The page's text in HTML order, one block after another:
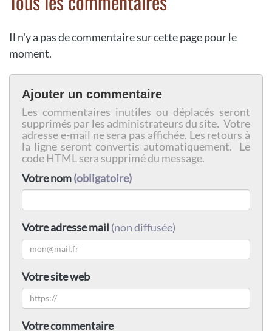
Il n'y a pas de commentaire sur cette page pour le
moment.
Ajouter un commentaire
Les commentaires inutiles ou déplacés seront
supprimés par les administrateurs du site. Votre
adresse e-mail ne sera pas affichée. Les retours à
la ligne seront convertis automatiquement. Le
code HTML sera supprimé du message.
Votre nom(obligatoire)
Votre adresse mail (non diffusée)
Votre site web
Votre commentaire